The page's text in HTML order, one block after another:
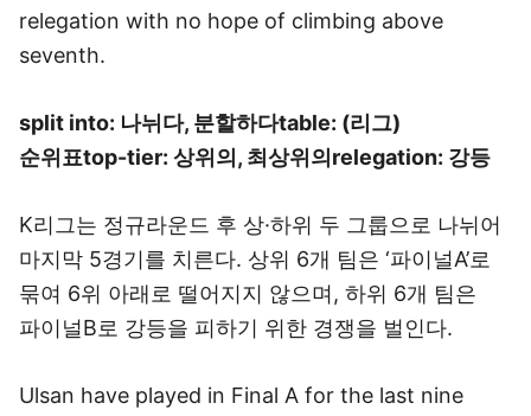
relegation with no hope of climbing above
seventh.
split into: 나뉘다, 분할하다table: (리그)
순위표top-tier: 상위의, 최상위의 relegation: 강등
K리그는 정규라운드 후 상·하위 두 그룹으로 나뉘어
마지막 5경기를 치른다. 상위 6개 팀은 ‘파이널A’로
묶여 6위 아래로 떨어지지 않으며, 하위 6개 팀은
파이널B로 강등을 피하기 위한 경쟁을 벌인다.
Ulsan have played in Final A for the last nine